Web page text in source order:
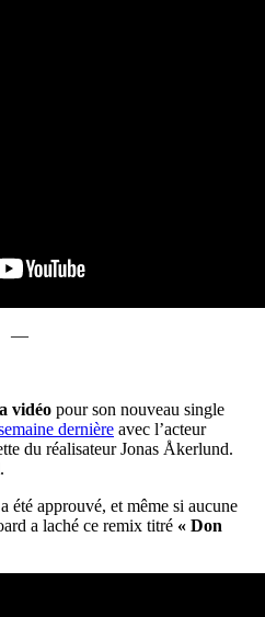
—
vidéo pour son nouveau single
dernière avec l’acteur
du réalisateur Jonas Åkerlund.
.
a été approuvé, et même si aucune
a laché ce remix titré « Don